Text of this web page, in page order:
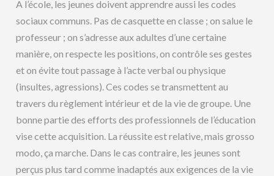
A l’école, les jeunes doivent apprendre aussi les codes
sociaux communs. Pas de casquette en classe ; on salue le
professeur ; on s’adresse aux adultes d’une certaine
manière, on respecte les positions, on contrôle ses gestes
et on évite tout passage à l’acte verbal ou physique
(insultes, agressions). Ces codes se transmettent au
travers du règlement intérieur et de la vie de groupe. Une
bonne partie des efforts des professionnels de l’éducation
vise cette acquisition. La réussite est relative, mais grosso
modo, ça marche. Dans le cas contraire, les jeunes sont
perçus plus tard comme inadaptés aux exigences de la vie